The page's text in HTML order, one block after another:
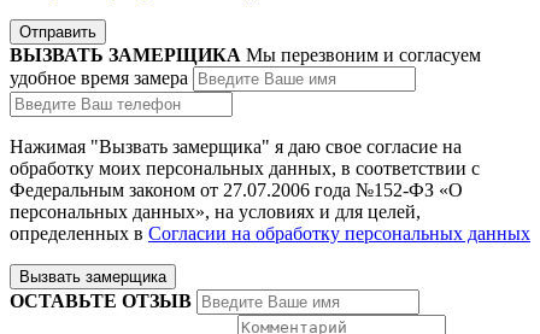
ВЫЗВАТЬ ЗАМЕРЩИКА Мы перезвоним и согласуем
удобное время замера
Нажимая "Вызвать замерщика" я даю свое согласие на
обработку моих персональных данных, в соответствии с
Федеральным законом от 27.07.2006 года №152-ФЗ «О
персональных данных», на условиях и для целей,
определенных в Согласии на обработку персональных данных
ОСТАВЬТЕ ОТЗЫВ